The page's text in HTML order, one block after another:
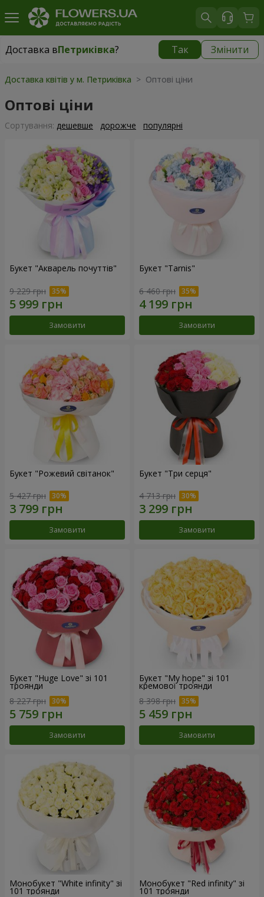
Доставка вПетриківка? Так Змінити
Доставка вПетриківка| безкоштовно
Доставка квітів у м. Петриківка > Оптові ціни
Оптові ціни
Сортування: дешевше дорожче популярні
Букет "Акварель почуттів"
9 229 грн
Замовити
Букет "Tarnis"
6 460 грн
Замовити
Букет "Рожевий світанок"
5 427 грн
Замовити
Букет "Три серця"
4 713 грн
Замовити
Букет "Huge Love" зі 101
троянди
8 227 грн
Замовити
Букет "My hope" зі 101
кремової троянди
8 398 грн
Замовити
Монобукет "White infinity" зі
101 троянди
Монобукет "Red infinity" зі
101 троянди